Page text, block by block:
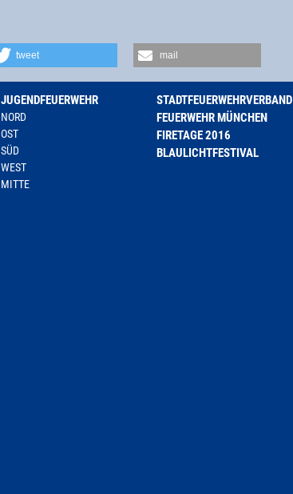
tweet mail
JUGENDFEUERWEHR
NORD
OST
SÜD
WEST
MITTE
STADTFEUERWEHRVERBAND
FEUERWEHR MÜNCHEN
FIRETAGE 2016
BLAULICHTFESTIVAL